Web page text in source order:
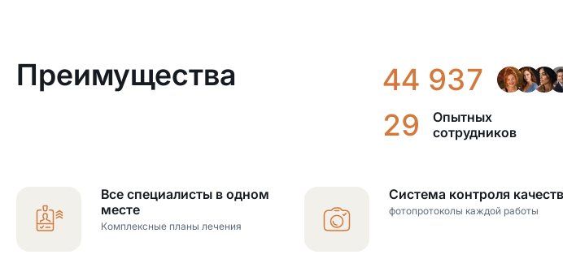
Преимущества 44 937
29
Опытных
сотрудников
Все специалисты в одном
месте
Комплексные планы лечения
Система контроля
фотопротоколы каждой работы